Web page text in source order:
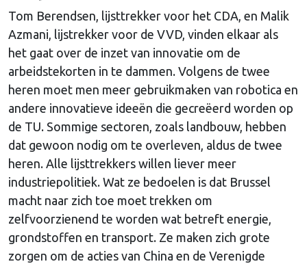
Tom Berendsen, lijsttrekker voor het CDA, en Malik
Azmani, lijstrekker voor de VVD, vinden elkaar als
het gaat over de inzet van innovatie om de
arbeidstekorten in te dammen. Volgens de twee
heren moet men meer gebruikmaken van robotica en
andere innovatieve ideeën die gecreëerd worden op
de TU. Sommige sectoren, zoals landbouw, hebben
dat gewoon nodig om te overleven, aldus de twee
heren. Alle lijsttrekkers willen liever meer
industriepolitiek. Wat ze bedoelen is dat Brussel
macht naar zich toe moet trekken om
zelfvoorzienend te worden wat betreft energie,
grondstoffen en transport. Ze maken zich grote
zorgen om de acties van China en de Verenigde